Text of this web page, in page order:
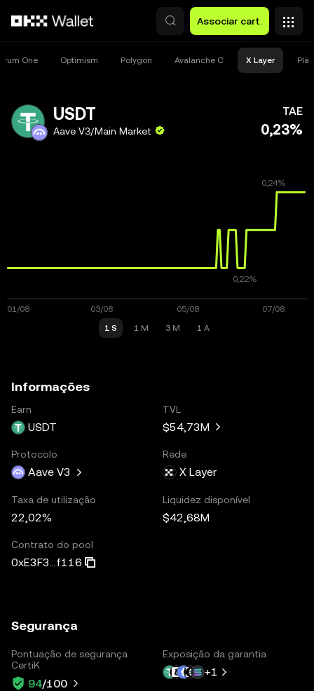
Associar cart.
One Optimism Polygon Avalanche C X Layer
USDT
Aave V3/Main Market
TAE
0,23%
1 S 1 M 3 M 1 A
Informações
Earn
USDT
TVL
$54,73M
Protocolo
Aave V3
Rede
X Layer
Taxa de utilização
22,02%
Liquidez disponível
$42,68M
Contrato do pool
0xE3F3...f116
Segurança
Pontuação de segurança
CertiK
94/100
Exposição da garantia
+1